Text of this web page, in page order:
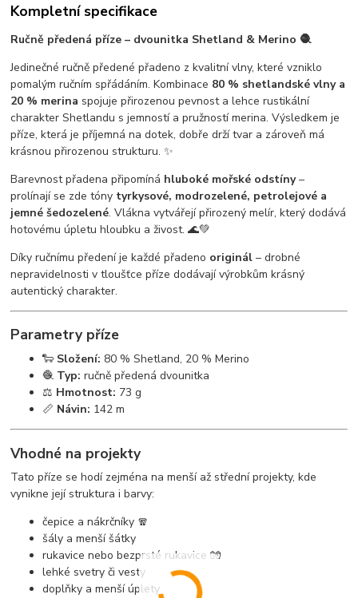
Kompletní specifikace
Ručně předená příze – dvounitka Shetland & Merino 🧶
Jedinečné ručně předené přadeno z kvalitní vlny, které vzniklo
pomalým ručním spřádáním. Kombinace 80 % shetlandské vlny a
20 % merina spojuje přirozenou pevnost a lehce rustikální
charakter Shetlandu s jemností a pružností merina. Výsledkem je
příze, která je příjemná na dotek, dobře drží tvar a zároveň má
krásnou přirozenou strukturu. ✨
Barevnost přadena připomíná hluboké mořské odstíny–
prolínají se zde tóny tyrkysové, modrozelené, petrolejové a
jemné šedozelené. Vlákna vytvářejí přirozený melír, který dodává
hotovému úpletu hloubku a živost. 🌊💚
Díky ručnímu předení je každé přadeno originál – drobné
nepravidelnosti v tloušťce příze dodávají výrobkům krásný
autentický charakter.
Parametry příze
🐑 Složení: 80 % Shetland, 20 % Merino
🧶 Typ: ručně předená dvounitka
⚖️ Hmotnost: 73 g
📏 Návin: 142 m
Vhodné na projekty
Tato příze se hodí zejména na menší až střední projekty, kde
vynikne její struktura i barvy:
čepice a nákrčníky 🧣
šály a menší šátky
rukavice nebo bezprsté rukavice 🧤
lehké svetry či vesty
doplňky a menší úplety